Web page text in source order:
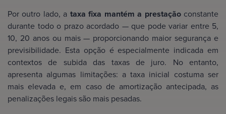
Por outro lado, a taxa fixa mantém a prestação constante
durante todo o prazo acordado — que pode variar entre 5,
10, 20 anos ou mais — proporcionando maior segurança e
previsibilidade. Esta opção é especialmente indicada em
contextos de subida das taxas de juro. No entanto,
apresenta algumas limitações: a taxa inicial costuma ser
mais elevada e, em caso de amortização antecipada, as
penalizações legais são mais pesadas.